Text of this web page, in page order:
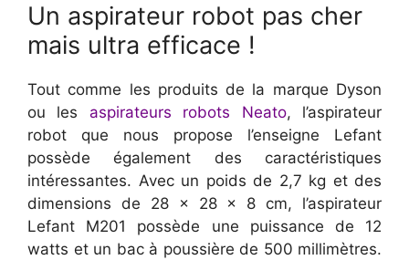
Un aspirateur robot pas cher
mais ultra efficace !
Tout comme les produits de la marque Dyson
ou les aspirateurs robots Neato, l’aspirateur
robot que nous propose l’enseigne Lefant
possède également des caractéristiques
intéressantes. Avec un poids de 2,7 kg et des
dimensions de 28 x 28 x 8 cm, l’aspirateur
Lefant M201 possède une puissance de 12
watts et un bac à poussière de 500 millimètres.